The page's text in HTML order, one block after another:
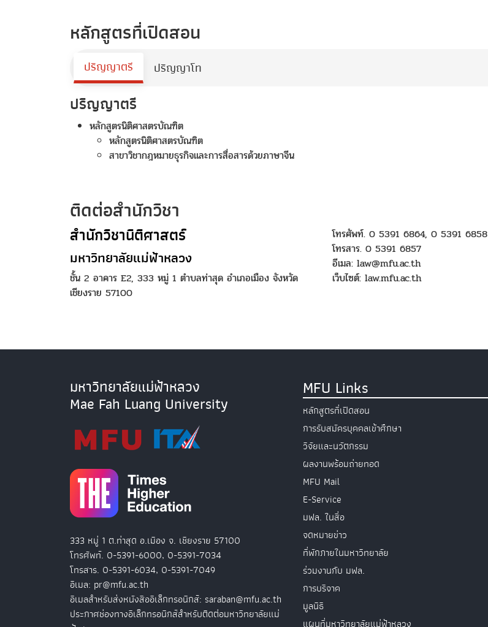
หลักสูตรที่เปิดสอน
ปริญญาตรี ปริญญาโท
ปริญญาตรี
หลักสูตรนิติศาสตรบัณฑิต
หลักสูตรนิติศาสตรบัณฑิต
สาขาวิชากฎหมายธุรกิจและการสื่อสารด้วยภาษาจีน
ติดต่อสำนักวิชา
สำนักวิชานิติศาสตร์
มหาวิทยาลัยแม่ฟ้าหลวง
ชั้น 2 อาคาร E2, 333 หมู่ 1 ตำบลท่าสุด อำเภอเมือง จังหวัด
เชียงราย 57100
โทรศัพท์. 0 5391 6864, 0 5391 6858
โทรสาร. 0 5391 6857
อีเมล: law@mfu.ac.th
เว็บไซต์: law.mfu.ac.th
มหาวิทยาลัยแม่ฟ้าหลวง
Mae Fah Luang University
333 หมู่ 1 ต.ท่าสุด อ.เมือง จ. เชียงราย 57100
โทรศัพท์. 0-5391-6000, 0-5391-7034
โทรสาร. 0-5391-6034, 0-5391-7049
อีเมล: pr@mfu.ac.th
อีเมลสำหรับส่งหนังสืออิเล็กทรอนิกส์: saraban@mfu.ac.th
ประกาศช่องทางอิเล็กทรอนิกส์สำหรับติดต่อมหาวิทยาลัยแม่
MFU Links
หลักสูตรที่เปิดสอน
การรับสมัครบุคคลเข้าศึกษา
วิจัยและนวัตกรรม
ผลงานพร้อมถ่ายทอด
MFU Mail
E-Service
มฟล. ในสื่อ
จดหมายข่าว
ที่พักภายในมหาวิทยาลัย
ร่วมงานกับ มฟล.
การบริจาค
มูลนิธิ
แผนที่มหาวิทยาลัยแม่ฟ้าหลวง